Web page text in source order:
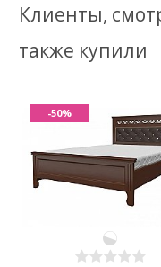
Клиенты,
также купили
-50%